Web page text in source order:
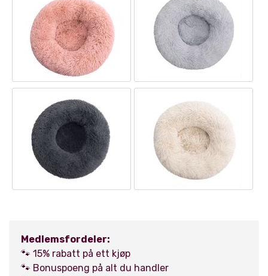
Medlemsfordeler:
🐾 15% rabatt på ett kjøp
🐾 Bonuspoeng på alt du handler